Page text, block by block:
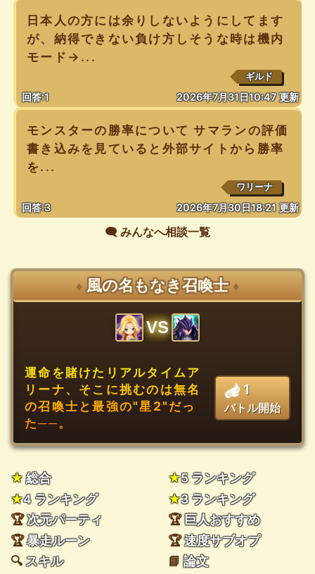
日本人の方には余りしないようにしてます
が、納得できない負け方しそうな時は機内
モード→...
ギルド
回答:1 2026年7月31日10:47 更新
モンスターの勝率について サマランの評価
書き込みを見ていると外部サイトから勝率
を...
ワリーナ
回答:3 2026年7月30日18:21 更新
🗨️ みんなへ相談一覧
♦ 風の名もなき召喚士 ♦
VS
運命を賭けたリアルタイムア
リーナ、そこに挑むのは無名
の召喚士と最強の"星2"だっ
た──。
1
バトル開始
★総合 ★5 ランキング
★4 ランキング ★3 ランキング
🏆次元パーティ 🏆 巨人おすすめ
🏆暴走ルーン 🏆速度サブオプ
🔍スキル 📘論文